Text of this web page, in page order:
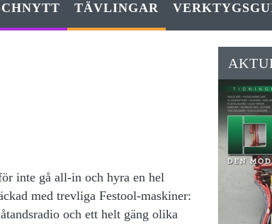
TÄVLINGAR
inte gå all-in och hyra en hel
med trevliga Festool-maskiner:
och ett helt gäng olika